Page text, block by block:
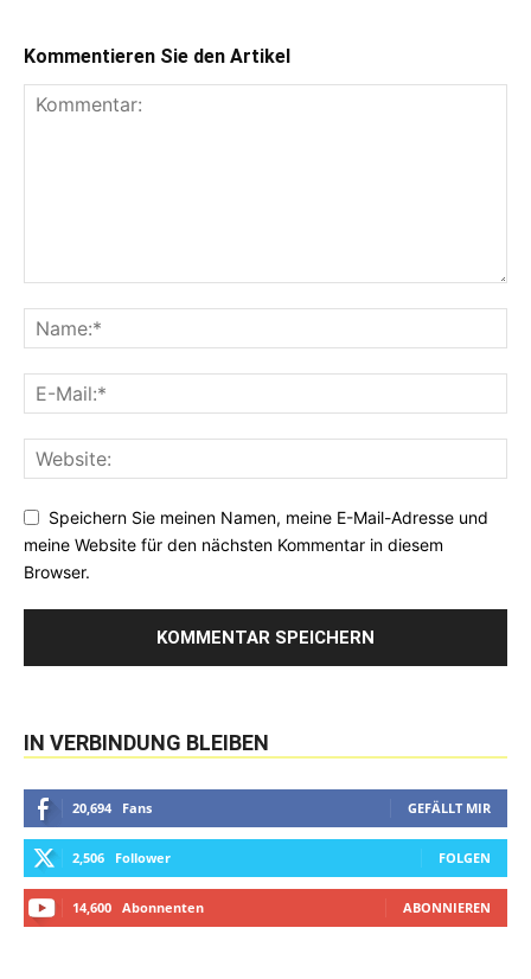
Kommentieren Sie den Artikel
Speichern Sie meinen Namen, meine E-Mail-Adresse und
meine Website für den nächsten Kommentar in diesem
Browser.
IN VERBINDUNG BLEIBEN
20,694 Fans GEFÄLLT MIR
2,506 Follower FOLGEN
14,600 Abonnenten ABONNIEREN